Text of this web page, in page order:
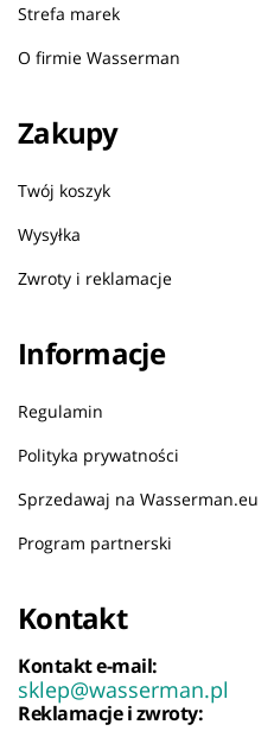
Strefa marek
O firmie Wasserman
Zakupy
Twój koszyk
Wysyłka
Zwroty i reklamacje
Informacje
Regulamin
Polityka prywatności
Sprzedawaj na Wasserman.eu
Program partnerski
Kontakt
Kontakt e-mail:
sklep@wasserman.pl
Reklamacje i zwroty: